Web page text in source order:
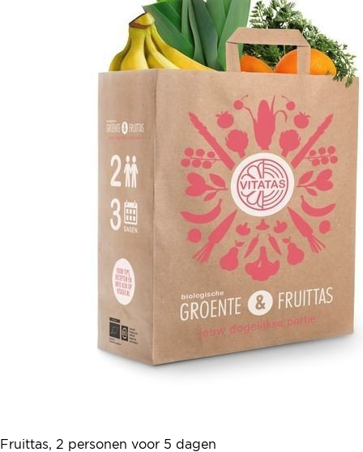
Fruittas, 2 personen voor 5 dagen